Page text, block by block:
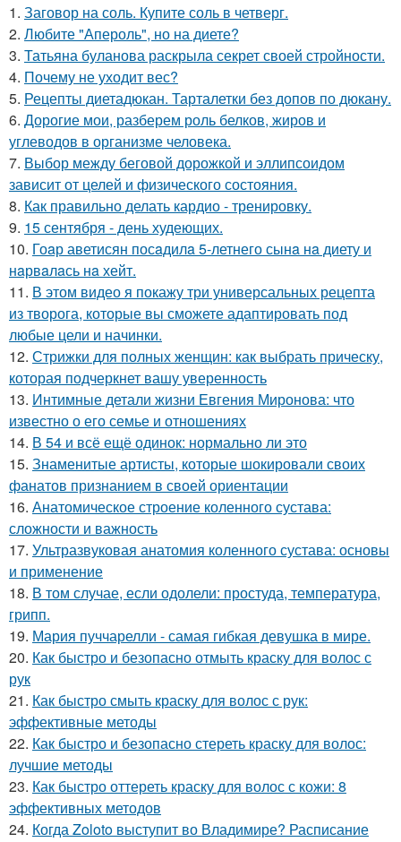
1. Заговор на соль. Купите соль в четверг.
2. Любите "Апероль", но на диете?
3. Татьяна буланова раскрыла секрет своей стройности.
4. Почему не уходит вес?
5. Рецепты диетадюкан. Тарталетки без допов по дюкану.
6. Дорогие мои, разберем роль белков, жиров и
углеводов в организме человека.
7. Выбор между беговой дорожкой и эллипсоидом
зависит от целей и физического состояния.
8. Как правильно делать кардио - тренировку.
9. 15 сентября - день худеющих.
10. Гоaр аветисян посaдилa 5-летнего сынa нa диету и
нaрвaлaсь нa хейт.
11. В этом видео я покажу три универсальных рецепта
из творога, которые вы сможете адаптировать под
любые цели и начинки.
12. Стрижки для полных женщин: как выбрать прическу,
которая подчеркнет вашу уверенность
13. Интимные детали жизни Евгения Миронова: что
известно о его семье и отношениях
14. В 54 и всё ещё одинок: нормально ли это
15. Знаменитые артисты, которые шокировали своих
фанатов признанием в своей ориентации
16. Анатомическое строение коленного сустава:
сложности и важность
17. Ультразвуковая анатомия коленного сустава: основы
и применение
18. В том случае, если одолели: простуда, температура,
грипп.
19. Мария пуччарелли - самая гибкая девушка в мире.
20. Как быстро и безопасно отмыть краску для волос с
рук
21. Как быстро смыть краску для волос с рук:
эффективные методы
22. Как быстро и безопасно стереть краску для волос:
лучшие методы
23. Как быстро оттереть краску для волос с кожи: 8
эффективных методов
24. Когда Zoloto выступит во Владимире? Расписание